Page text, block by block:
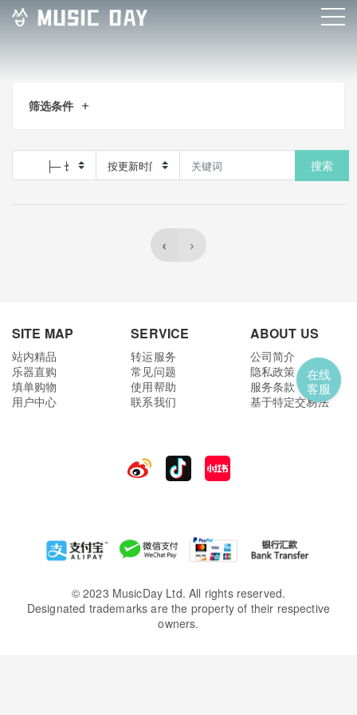
筛选条件
搜索
‹ ›
SITE MAP
站内精品
乐器直购
填单购物
用户中心
SERVICE
转运服务
常见问题
使用帮助
联系我们
ABOUT US
公司简介
隐私政策
服务条款
基于特定交易法
© 2023 MusicDay Ltd. All rights reserved.
Designated trademarks are the property of their respective
owners.
在线
客服